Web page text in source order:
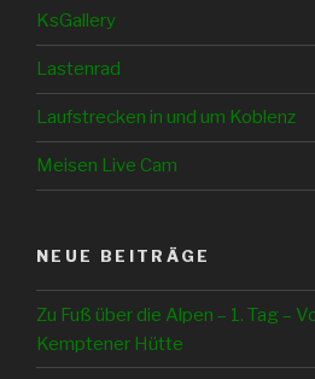
KsGallery
Lastenrad
Laufstrecken in und um Koblenz
Meisen Live Cam
NEUE BEITRÄGE
Zu Fuß über die Alpen – 1. Tag –
Kemptener Hütte